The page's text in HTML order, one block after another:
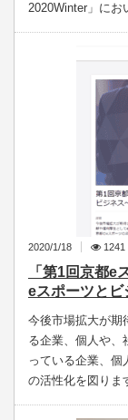
2020Winter」に
2020/1/18 1241
「第1回京都e
eスポーツとビ
今後市場拡大が期
る企業、個人や、
っている企業、個
の活性化を図り